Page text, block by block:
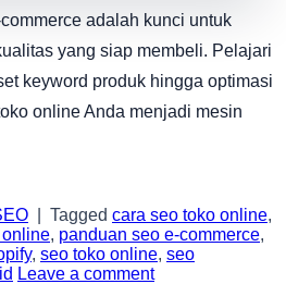
adalah kunci untuk
yang siap membeli. Pelajari
keyword produk hingga optimasi
online Anda menjadi mesin
Tagged cara seo toko online,
, panduan seo e-commerce,
, seo toko online, seo
Leave a comment